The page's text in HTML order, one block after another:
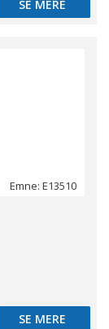
SE MERE
SE MERE
Emne: E13510
SE MERE
SE MERE